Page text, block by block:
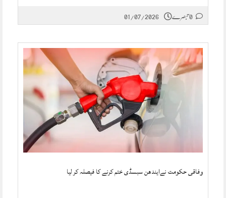
01/07/2026
وفاقی حکومت نےایندھن سبسڈی ختم کرنے کا فیصلہ کر لیا